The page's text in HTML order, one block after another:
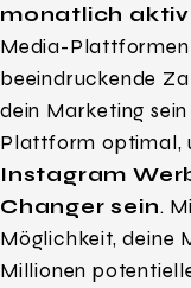
monatlich
Media-
beeindruckende
dein Marketing
Plattform optimal,
Instagram
Changer sein.
Möglichkeit, deine
Millionen